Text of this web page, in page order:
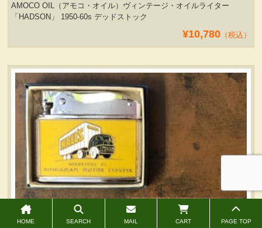
AMOCO OIL（アモコ・オイル）ヴィンテージ・オイルライター
「HADSON」 1950-60s デッドストック
¥10,780（税込）
HOME SEARCH MAIL CART PAGE TOP